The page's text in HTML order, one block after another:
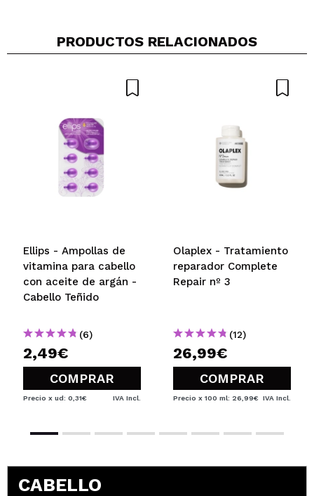
Tu vídeo podría ser el primero. Imagínatelo...
¿Recomendarías su compra? Si No
PRODUCTOS RELACIONADOS
Ellips - Ampollas de
vitamina para cabello
con aceite de argán -
Cabello Teñido
(6)
2,49€
COMPRAR
Precio x ud: 0,31€ IVA Incl.
Olaplex - Tratamiento
reparador Complete
Repair nº 3
(12)
26,99€
COMPRAR
Precio x 100 ml: 26,99€ IVA Incl.
CABELLO